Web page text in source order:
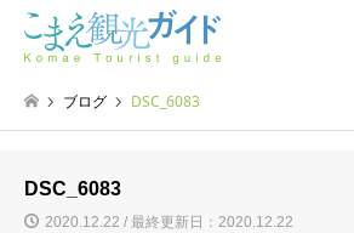
ブログ DSC_6083
DSC_6083
2020.12.22 / 最終更新日：2020.12.22